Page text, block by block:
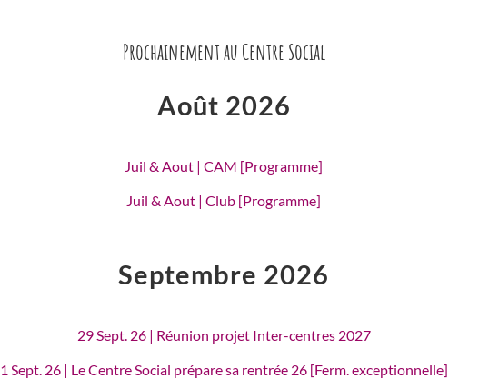
Prochainement au Centre Social
Août 2026
Juil & Aout | CAM [Programme]
Juil & Aout | Club [Programme]
Septembre 2026
29 Sept. 26 | Réunion projet Inter-centres 2027
1 Sept. 26 | Le Centre Social prépare sa rentrée 26 [Ferm. exceptionnelle]